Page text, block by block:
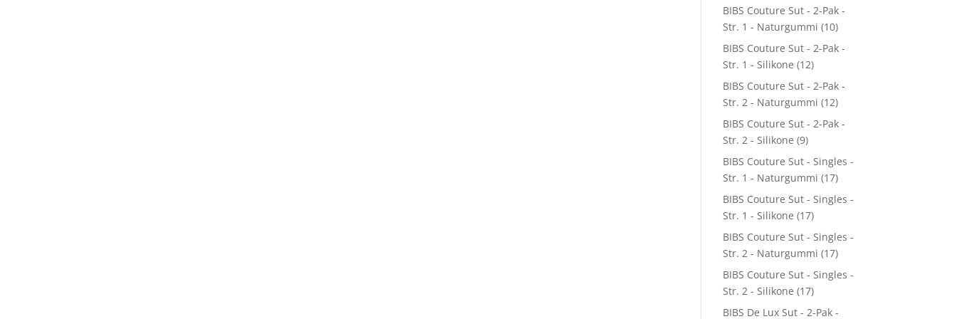
BIBS Couture Sut - 2-Pak -
Str. 1 - Naturgummi (10)
BIBS Couture Sut - 2-Pak -
Str. 1 - Silikone (12)
BIBS Couture Sut - 2-Pak -
Str. 2 - Naturgummi (12)
BIBS Couture Sut - 2-Pak -
Str. 2 - Silikone (9)
BIBS Couture Sut - Singles -
Str. 1 - Naturgummi (17)
BIBS Couture Sut - Singles -
Str. 1 - Silikone (17)
BIBS Couture Sut - Singles -
Str. 2 - Naturgummi (17)
BIBS Couture Sut - Singles -
Str. 2 - Silikone (17)
BIBS De Lux Sut - 2-Pak -